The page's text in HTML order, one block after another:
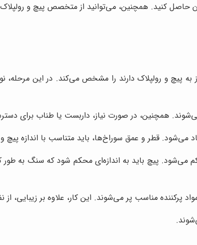
حاصل کنید. همچنین، می‌توانید از متخصص پیچ و
به پیچ و رولپلاک دارند را مشخص می‌کند. در این
می‌شوند. همچنین، در صورت نیاز، داربست یا طناب برای
می‌شود. قطر و عمق سوراخ‌ها، باید متناسب با اندازه پیچ
پیچ باید به اندازه‌ای محکم شود که سنگ به طور
پرکننده مناسب پر می‌شوند. این کار، علاوه بر